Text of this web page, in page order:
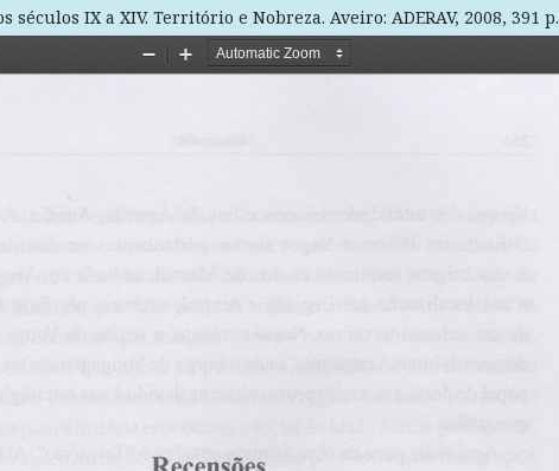
IX a XIV. Território e Nobreza. Aveiro: ADERAV, 2008, 391 p.